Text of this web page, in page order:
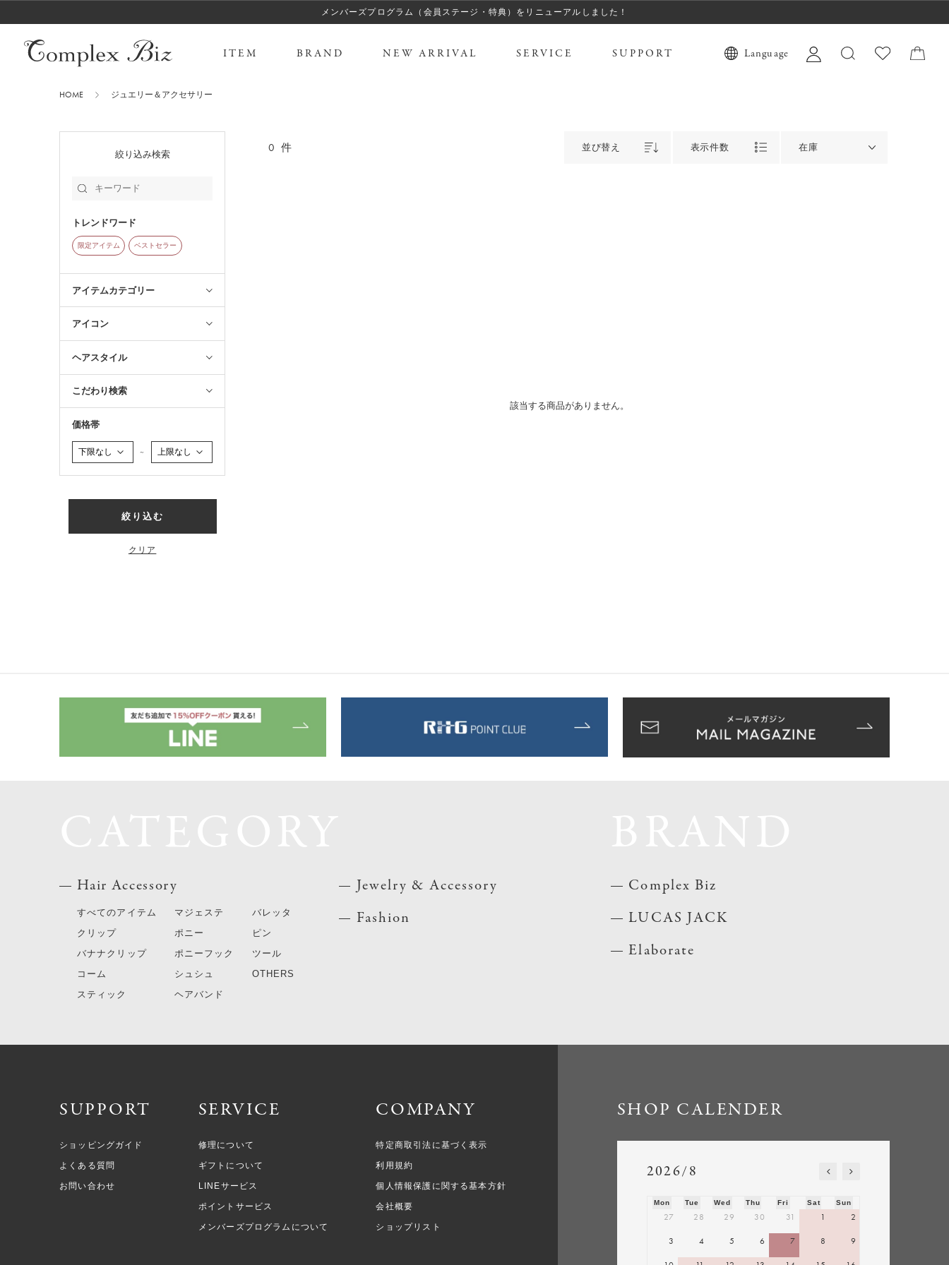
メンバーズプログラム（会員ステージ・特典）をリニューアルしました！
ITEM BRAND NEW ARRIVAL SERVICE SUPPORT Language
HOME ジュエリー＆アクセサリー
絞り込み検索
トレンドワード
限定アイテム ベストセラー
アイテムカテゴリー
アイコン
ヘアスタイル
こだわり検索
価格帯
～
絞り込む
クリア
0 件 並び替え 表示件数 在庫
該当する商品がありません。
Hair Accessory
すべてのアイテム
クリップ
バナナクリップ
コーム
スティック
マジェステ
ポニー
ポニーフック
シュシュ
ヘアバンド
バレッタ
ピン
ツール
OTHERS
Jewelry & Accessory
Fashion
Complex Biz
LUCAS JACK
Elaborate
SUPPORT
ショッピングガイド
よくある質問
お問い合わせ
SERVICE
修理について
ギフトについて
LINEサービス
ポイントサービス
メンバーズプログラムについて
COMPANY
特定商取引法に基づく表示
利用規約
個人情報保護に関する基本方針
会社概要
ショップリスト
SHOP CALENDER
2026/8
Mon Tue Wed Thu Fri Sat Sun
27 28 29 30 31 1 2
3 4 5 6 7 8 9